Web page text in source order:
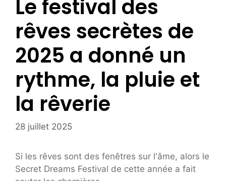
Le festival des
rêves secrètes de
2025 a donné un
rythme, la pluie et
la rêverie
28 juillet 2025
Si les rêves sont des fenêtres sur l'âme, alors le
Secret Dreams Festival de cette année a fait